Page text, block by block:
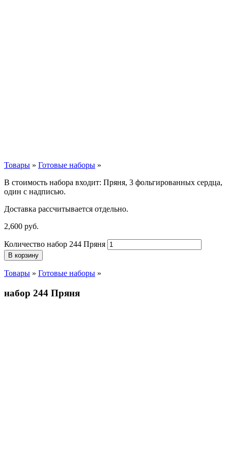
Товары » Готовые наборы »
В стоимость набора входит: Пряня, 3 фольгированных сердца,
один с надписью.
Доставка рассчитывается отдельно.
2,600 руб.
Количество набор 244 Пряня
В корзину
Товары » Готовые наборы »
набор 244 Пряня